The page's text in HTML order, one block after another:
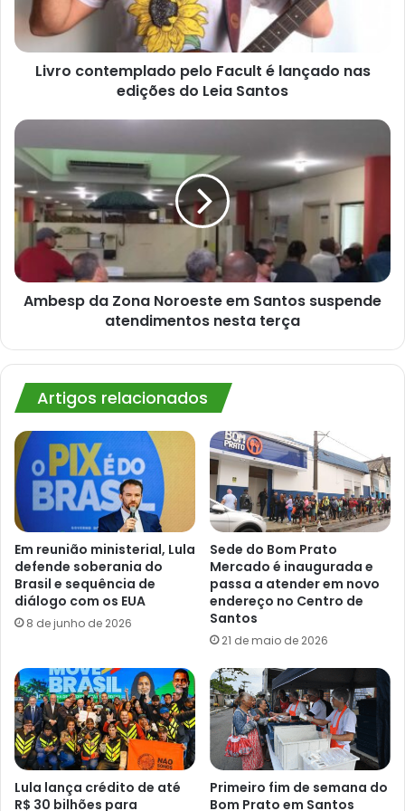
nas
edições
do
LeiaLivro contemplado pelo Facult é lançado nas
edições do Leia Santos
Ambesp
da
Zona
Noroeste
em
Santos
suspende
atendimentos
nesta
terça
Ambesp da Zona Noroeste em Santos suspende
atendimentos nesta terça
Artigos relacionados
Em reunião ministerial, Lula
defende soberania do
Brasil e sequência de
diálogo com os EUA
8 de junho de 2026
Sede do Bom Prato
Mercado é inaugurada e
passa a atender em novo
endereço no Centro de
Santos
21 de maio de 2026
Lula lança crédito de até
R$ 30 bilhões para
Primeiro fim de semana do
Bom Prato em Santos